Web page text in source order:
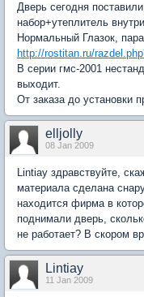
Дверь сегодня
набор+утеплитель
Нормальный Глазок,
http://rostitan.ru/
В серии гмс-2001
выходит.
От заказа до установки
elljolly
08 Jan 2009
Lintiay здравствуйте,
материала сделана
находится фирма в
поднимали дверь,
не работает? В скором
Lintiay
11 Jan 2009